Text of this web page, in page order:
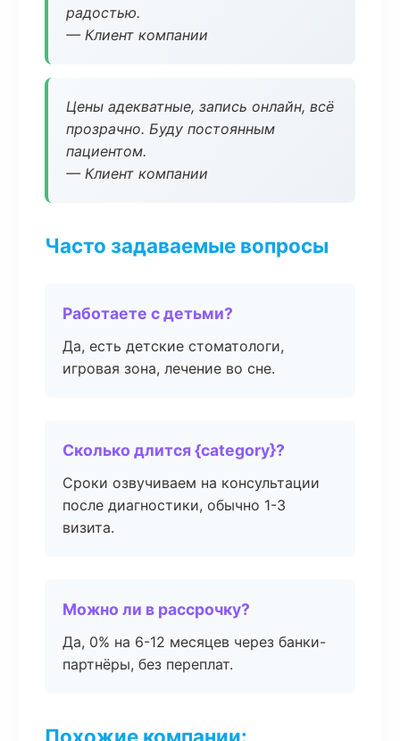
радостью.
— Клиент компании
Цены адекватные, запись онлайн, всё
прозрачно. Буду постоянным
пациентом.
— Клиент компании
Часто задаваемые вопросы
Работаете с детьми?
Да, есть детские стоматологи,
игровая зона, лечение во сне.
Сколько длится {category}?
Сроки озвучиваем на консультации
после диагностики, обычно 1-3
визита.
Можно ли в рассрочку?
Да, 0% на 6-12 месяцев через банки-
партнёры, без переплат.
Похожие компании: